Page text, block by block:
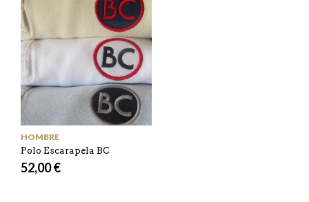
HOMBRE
Polo Escarapela BC
52,00 €